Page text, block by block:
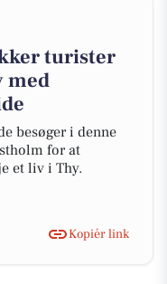
turister
med
besøger i denne
for at
et liv i Thy.
Kopiér link